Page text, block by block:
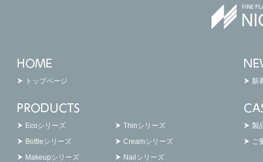
トップページ
Ecoシリーズ
Thinシリーズ
Bottleシリーズ
Creamシリーズ
Makeupシリーズ
Nailシリーズ
新
製
ご